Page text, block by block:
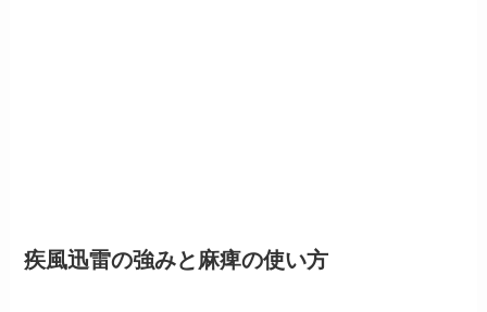
疾風迅雷の強みと麻痺の使い方